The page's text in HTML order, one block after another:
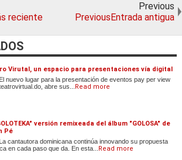
reciente
Previous
PreviousEntrada antigua
Virutal, un espacio para presentaciones vía digital
nuevo lugar para la presentación de eventos pay per view
abre sus...
Read more
versión remixeada del álbum "GOLOSA" de
Pé
cantautora dominicana continúa innovando su propuesta
en cada paso que da. En esta...
Read more